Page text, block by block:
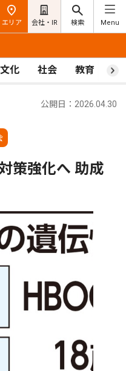
エリア 会社・IR 検索 Menu
文化 社会 教育 ス
公開日：2026.04.30
策強化へ 助成